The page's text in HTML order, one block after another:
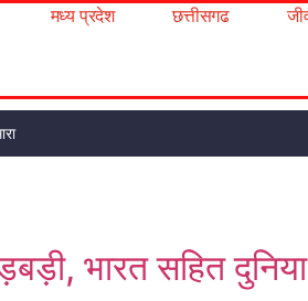
मध्य प्रदेश छत्तीसगढ
भारत सहित